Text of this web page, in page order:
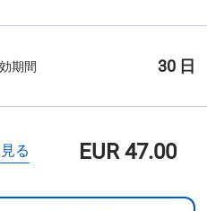
期間 30 日
る EUR47.00